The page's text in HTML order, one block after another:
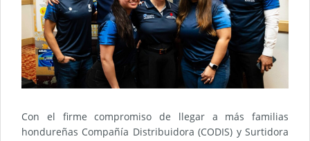
Con el firme compromiso de llegar a más familias
hondureñas Compañía Distribuidora (CODIS) y Surtidora